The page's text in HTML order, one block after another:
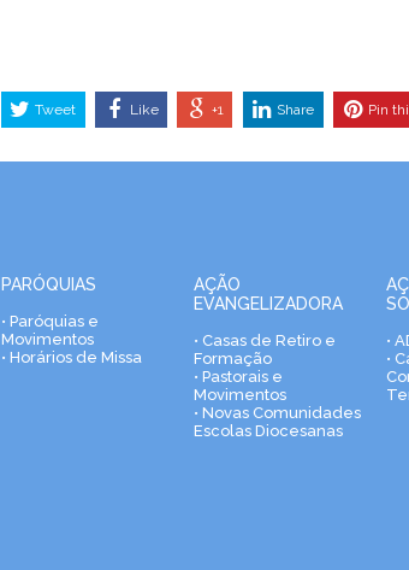
Tweet Like +1 Share Pin
PARÓQUIAS
• Paróquias e
Movimentos
• Horários de Missa
AÇÃO
EVANGELIZADORA
• Casas de Retiro e
Formação
• Pastorais e
Movimentos
• Novas Comunidades
Escolas Diocesanas
•
•